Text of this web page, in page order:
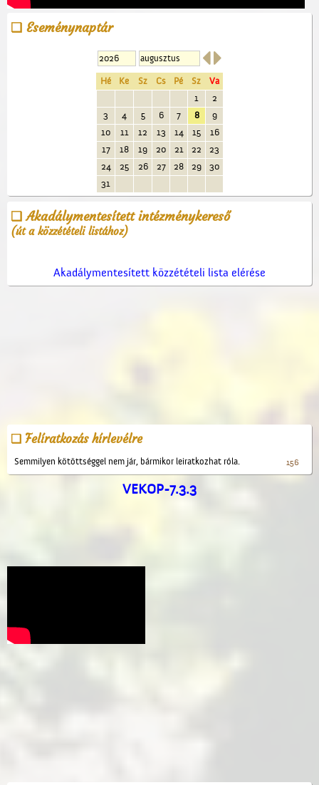
Eseménynaptár

Hé Ke Sz Cs Pé Sz
Va
1
2
3
4 5 6 7 8
9
10
11 12 13 14 15
16
17
18 19 20 21 22
23
24
25 26 27 28 29
30
31
Akadálymentesített intézménykereső
(út a közzétételi listához)
Akadálymentesített közzétételi lista elérése
Felíratkozás hírlevélre
Semmilyen kötöttséggel nem jár, bármikor leiratkozhat róla. 156
VEKOP-7.3.3